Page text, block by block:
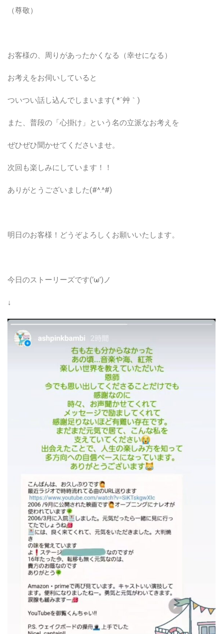
（尊敬）
お客様の、周りがあったかくなる（幸せになる）
お考えをお伺いしていると
ついつい話し込んでしまいます( *´艸｀)
また、普段の「心掛け」という名の立派なお考えを
ぜひぜひ聞かせてくださいませ。
次回も楽しみにしています！！
ありがとうございました(#^.^#)
明日のお客様！どうぞよろしくお願いいたします。
今日のストーリーズです(‘ω’)ノ
↓